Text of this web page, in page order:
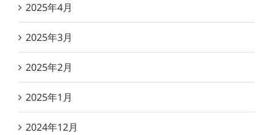
2025年4月
2025年3月
2025年2月
2025年1月
2024年12月